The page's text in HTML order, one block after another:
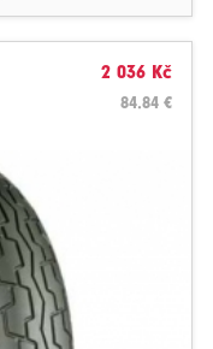
2 036 Kč
84.84 €